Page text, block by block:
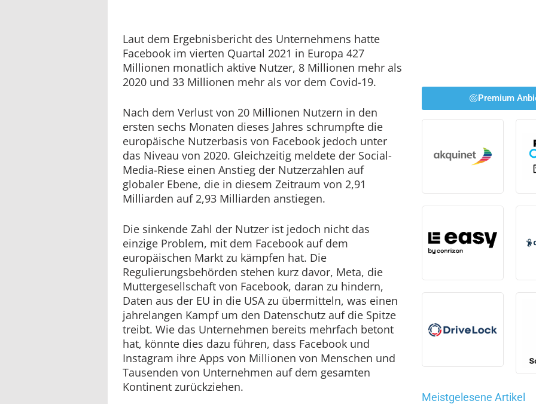
Laut dem Ergebnisbericht des Unternehmens hatte
Facebook im vierten Quartal 2021 in Europa 427
Millionen monatlich aktive Nutzer, 8 Millionen mehr als
2020 und 33 Millionen mehr als vor dem Covid-19.
Nach dem Verlust von 20 Millionen Nutzern in den
ersten sechs Monaten dieses Jahres schrumpfte die
europäische Nutzerbasis von Facebook jedoch unter
das Niveau von 2020. Gleichzeitig meldete der Social-
Media-Riese einen Anstieg der Nutzerzahlen auf
globaler Ebene, die in diesem Zeitraum von 2,91
Milliarden auf 2,93 Milliarden anstiegen.
Die sinkende Zahl der Nutzer ist jedoch nicht das
einzige Problem, mit dem Facebook auf dem
europäischen Markt zu kämpfen hat. Die
Regulierungsbehörden stehen kurz davor, Meta, die
Muttergesellschaft von Facebook, daran zu hindern,
Daten aus der EU in die USA zu übermitteln, was einen
jahrelangen Kampf um den Datenschutz auf die Spitze
treibt. Wie das Unternehmen bereits mehrfach betont
hat, könnte dies dazu führen, dass Facebook und
Instagram ihre Apps von Millionen von Menschen und
Tausenden von Unternehmen auf dem gesamten
Kontinent zurückziehen.
Premium
Meistgelesene Artikel